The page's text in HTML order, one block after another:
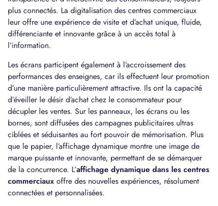
plus connectés. La digitalisation des centres commerciaux
leur offre une expérience de visite et d’achat unique, fluide,
différenciante et innovante grâce à un accès total à
l’information.
Les écrans participent également à l’accroissement des
performances des enseignes, car ils effectuent leur promotion
d’une manière particulièrement attractive. Ils ont la capacité
d’éveiller le désir d’achat chez le consommateur pour
décupler les ventes. Sur les panneaux, les écrans ou les
bornes, sont diffusées des campagnes publicitaires ultras
ciblées et séduisantes au fort pouvoir de mémorisation. Plus
que le papier, l’affichage dynamique montre une image de
marque puissante et innovante, permettant de se démarquer
de la concurrence. L’affichage dynamique dans les centres
commerciaux offre des nouvelles expériences, résolument
connectées et personnalisées.